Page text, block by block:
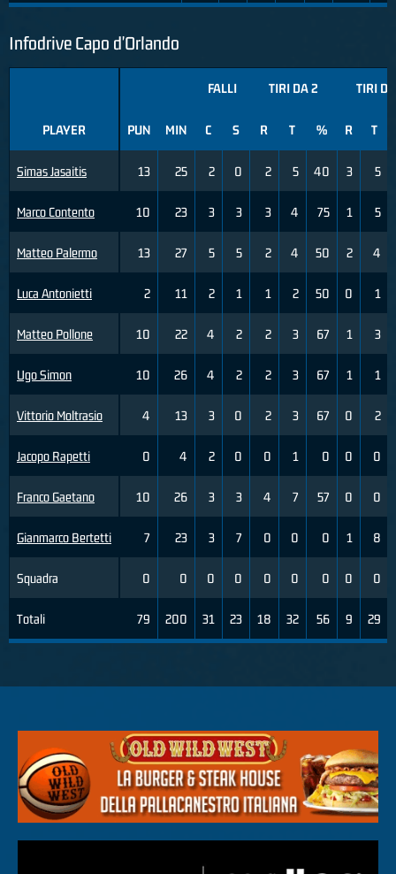
Infodrive Capo d'Orlando
PLAYER
Simas Jasaitis
Marco Contento
Matteo Palermo
Luca Antonietti
Matteo Pollone
Ugo Simon
Vittorio Moltrasio
Jacopo Rapetti
Franco Gaetano
Gianmarco Bertetti
Squadra
Totali
FALLI TIRI DA 2 TIRI
PUN MIN C S R T % R T
13 25 2 0 2 5 40 3 5
10 23 3 3 3 4 75 1 5
13 27 5 5 2 4 50 2 4
2 11 2 1 1 2 50 0 1
10 22 4 2 2 3 67 1 3
10 26 4 2 2 3 67 1 1
4 13 3 0 2 3 67 0 2
0 4 2 0 0 1 0 0 0
10 26 3 3 4 7 57 0 0
7 23 3 7 0 0 0 1 8
0 0 0 0 0 0 0 0 0
79 200 31 23 18 32 56 9 29